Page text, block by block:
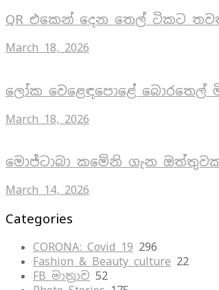
QR එකෙන් දෙන තෙල් ටිකට
March 18, 2026
ලෝක වෙළෙඳපොළේ බොරතෙල්
March 18, 2026
මොජ්ටාබා කමේනි ගැන
March 14, 2026
Categories
CORONA: Covid 19 296
Fashion & Beauty culture 22
FB මාත්‍රාව 52